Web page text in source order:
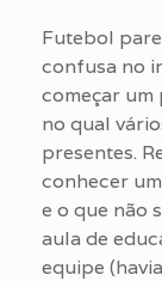
Futebol
confusa no
começar um
no qual
presentes.
conhecer
e o que não
aula de
equipe